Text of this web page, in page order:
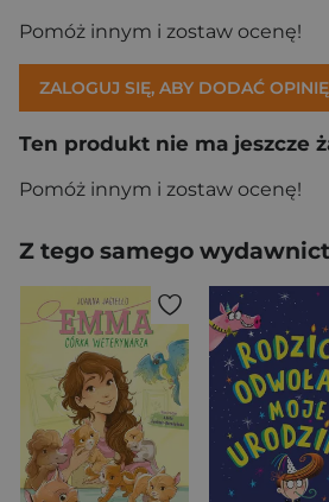
Pomóż innym i zostaw ocenę!
ZALOGUJ SIĘ, ABY DODAĆ OPINIĘ
Ten produkt nie ma jeszcze
Pomóż innym i zostaw ocenę!
Z tego samego